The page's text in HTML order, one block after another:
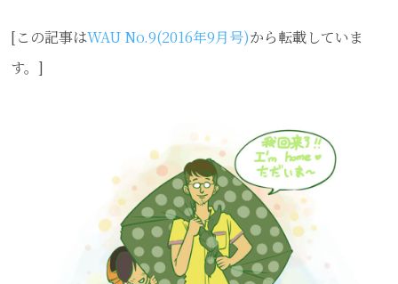
Email
[この記事はWAU No.9(2016年9月号)から転載していま
す。]